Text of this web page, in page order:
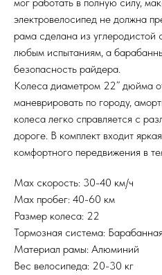
электровелосипед не должна
рама сделана из углеродистой
любым испытаниям, а
безопасность райдера.
Колеса диаметром 22” дюйма
маневрировать по городу,
колеса легко справляется с
дороге. В комплект входит
комфортного передвижения в
Max скорость: 30-40 км/ч
Max пробег: 40-60 км
Размер колеса: 22
Тормозная система: Барабанная
Материал рамы: Алюминий
Вес велосипеда: 20-30 кг